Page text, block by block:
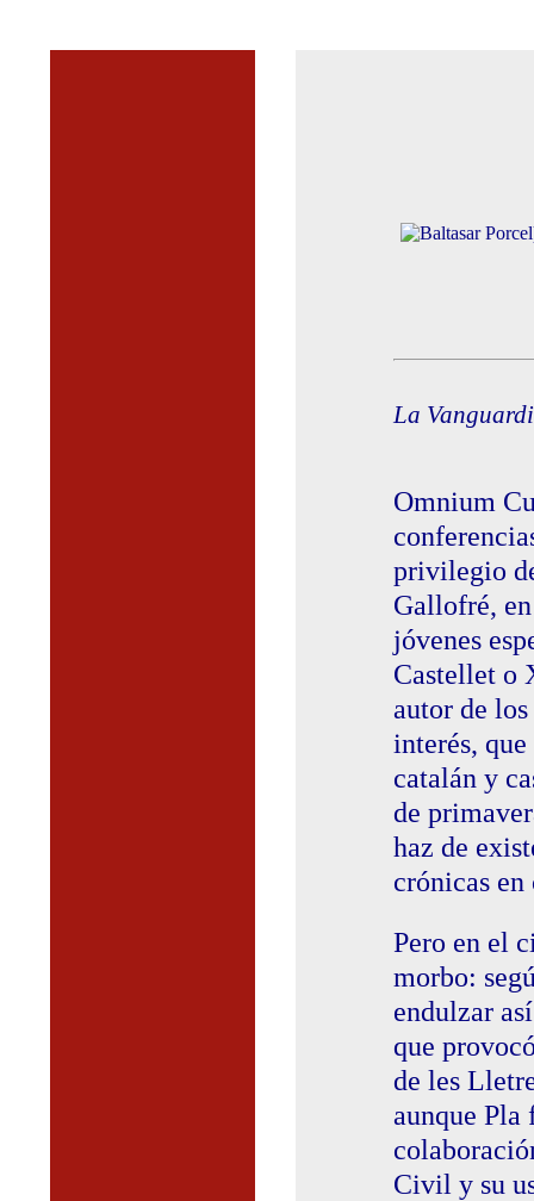
La
Omnium
privilegio
Gallofré,
jóvenes
Castellet o
autor de
interés,
catalán y
de
haz de
crónicas
Pero en el
morbo:
endulzar
que
de les
aunque Pla
Civil y su